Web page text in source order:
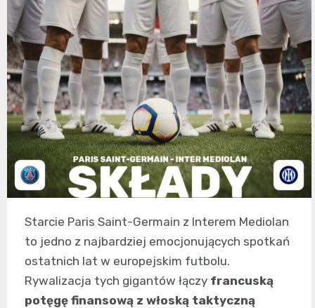
Starcie Paris Saint-Germain z Interem Mediolan
to jedno z najbardziej emocjonujących spotkań
ostatnich lat w europejskim futbolu.
Rywalizacja tych gigantów łączy francuską
potęgę finansową z włoską taktyczną